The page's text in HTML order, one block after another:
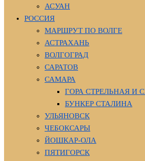
АСУАН
РОССИЯ
МАРШРУТ ПО ВОЛГЕ
АСТРАХАНЬ
ВОЛГОГРАД
САРАТОВ
САМАРА
ГОРА СТРЕЛЬНАЯ И
БУНКЕР СТАЛИНА
УЛЬЯНОВСК
ЧЕБОКСАРЫ
ЙОШКАР-ОЛА
ПЯТИГОРСК